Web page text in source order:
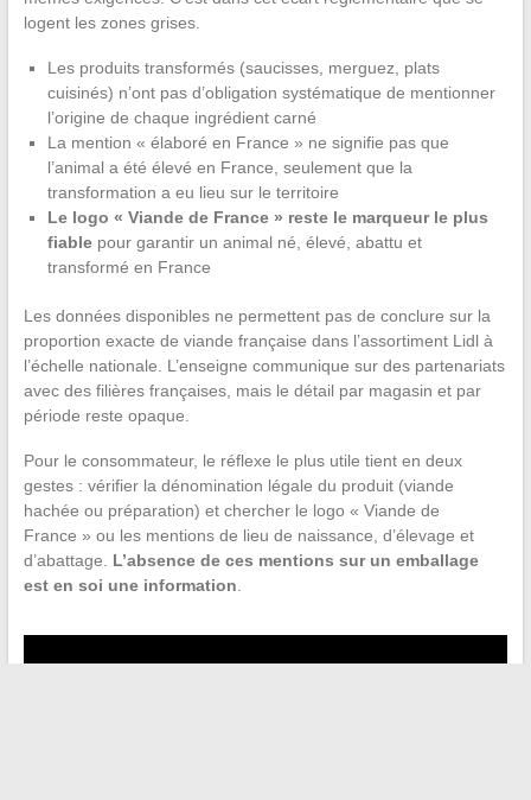
logent les zones grises.
Les produits transformés (saucisses, merguez, plats
cuisinés) n’ont pas d’obligation systématique de mentionner
l’origine de chaque ingrédient carné
La mention « élaboré en France » ne signifie pas que
l’animal a été élevé en France, seulement que la
transformation a eu lieu sur le territoire
Le logo « Viande de France » reste le marqueur le plus
fiablepour garantir un animal né, élevé, abattu et
transformé en France
Les données disponibles ne permettent pas de conclure sur la
proportion exacte de viande française dans l’assortiment Lidl à
l’échelle nationale. L’enseigne communique sur des partenariats
avec des filières françaises, mais le détail par magasin et par
période reste opaque.
Pour le consommateur, le réflexe le plus utile tient en deux
gestes : vérifier la dénomination légale du produit (viande
hachée ou préparation) et chercher le logo « Viande de
France » ou les mentions de lieu de naissance, d’élevage et
d’abattage. L’absence de ces mentions sur un emballage
est en soi une information.